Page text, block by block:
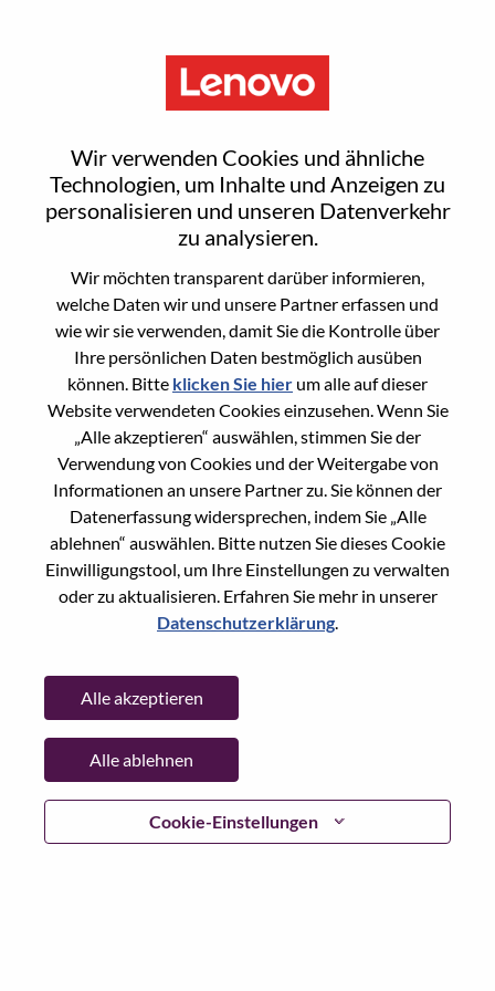
Wir verwenden Cookies und ähnliche
Technologien, um Inhalte und Anzeigen zu
personalisieren und unseren Datenverkehr
zu analysieren.
Wir möchten transparent darüber informieren,
welche Daten wir und unsere Partner erfassen und
wie wir sie verwenden, damit Sie die Kontrolle über
Ihre persönlichen Daten bestmöglich ausüben
können. Bitte klicken Sie hier um alle auf dieser
Website verwendeten Cookies einzusehen. Wenn Sie
„Alle akzeptieren“ auswählen, stimmen Sie der
Verwendung von Cookies und der Weitergabe von
Informationen an unsere Partner zu. Sie können der
Datenerfassung widersprechen, indem Sie „Alle
ablehnen“ auswählen. Bitte nutzen Sie dieses Cookie
Einwilligungstool, um Ihre Einstellungen zu verwalten
oder zu aktualisieren. Erfahren Sie mehr in unserer
Datenschutzerklärung.
Cookie-Einstellungen
Alle akzeptieren
Alle ablehnen
Reset password
Are you sure you want to reset your
Enter the email address associated with your
account, then click "Continue".
We will email you a link to reset your
password.
E-mail*
Continue
Go Back